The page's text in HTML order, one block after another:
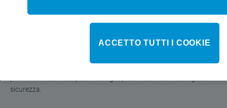
Caratteristiche di questo frigorifero combinato a libera
installazione Indesit: modello alto e capiente, adatto per le
che previene efficacemente la formazione di ghiaccio nel
sicurezza.
ACCETTO TUTTI I COOKIE